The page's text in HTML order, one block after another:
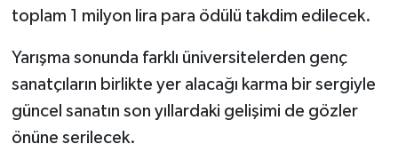
toplam 1 milyon lira para ödülü takdim edilecek.
Yarışma sonunda farklı üniversitelerden genç
sanatçıların birlikte yer alacağı karma bir sergiyle
güncel sanatın son yıllardaki gelişimi de gözler
önüne serilecek.